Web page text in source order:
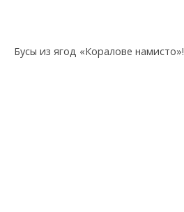
Бусы из ягод «Коралове намисто»!